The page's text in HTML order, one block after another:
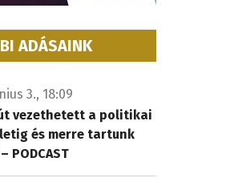
ADÁSAINK
3., 18:09
vezethetett a politikai
és merre tartunk
PODCAST